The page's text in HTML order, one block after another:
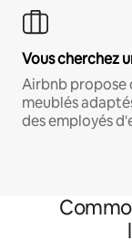
Vous cherchez
Airbnb propose
meublés
des employés